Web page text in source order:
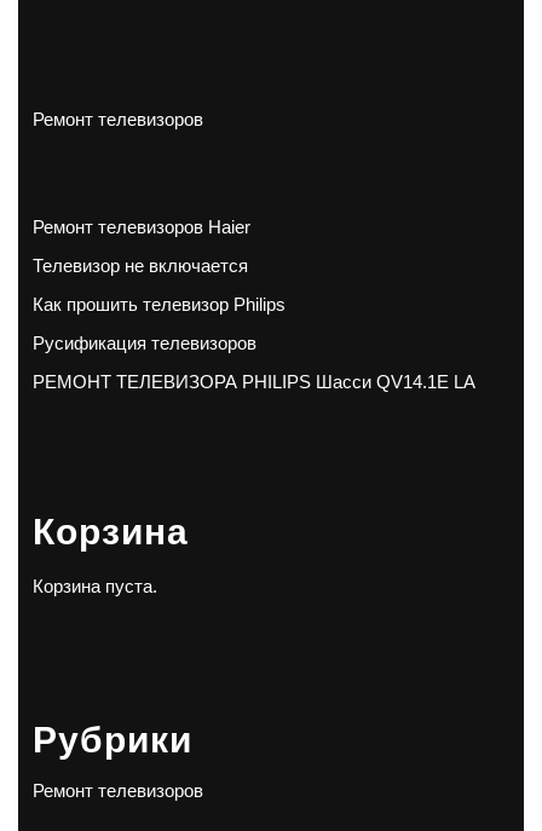
Ремонт телевизоров
Ремонт телевизоров Haier
Телевизор не включается
Как прошить телевизор Philips
Русификация телевизоров
РЕМОНТ ТЕЛЕВИЗОРА PHILIPS Шасси QV14.1E LA
Корзина
Корзина пуста.
Рубрики
Ремонт телевизоров